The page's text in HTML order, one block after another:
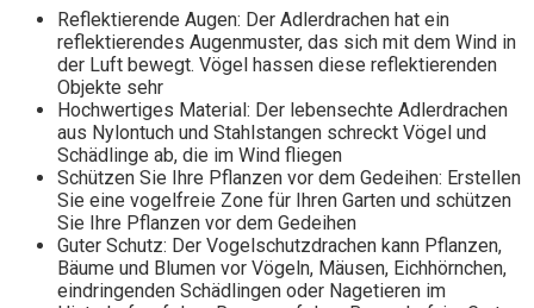
Reflektierende Augen: Der Adlerdrachen hat ein
reflektierendes Augenmuster, das sich mit dem Wind in
der Luft bewegt. Vögel hassen diese reflektierenden
Objekte sehr
Hochwertiges Material: Der lebensechte Adlerdrachen
aus Nylontuch und Stahlstangen schreckt Vögel und
Schädlinge ab, die im Wind fliegen
Schützen Sie Ihre Pflanzen vor dem Gedeihen: Erstellen
Sie eine vogelfreie Zone für Ihren Garten und schützen
Sie Ihre Pflanzen vor dem Gedeihen
Guter Schutz: Der Vogelschutzdrachen kann Pflanzen,
Bäume und Blumen vor Vögeln, Mäusen, Eichhörnchen,
eindringenden Schädlingen oder Nagetieren im